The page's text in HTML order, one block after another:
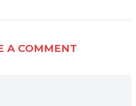
A COMMENT